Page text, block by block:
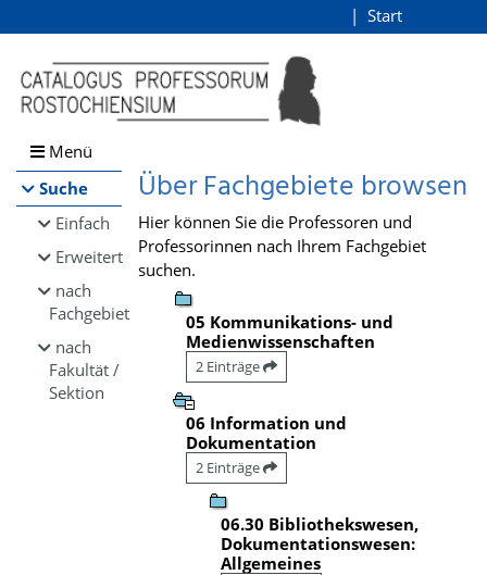
Browsen
direkt zum Inhalt
Start
Menü
Suche
Einfach
Erweitert
nach
Fachgebiet
nach
Fakultät /
Sektion
Über Fachgebiete browsen
Hier können Sie die Professoren und
Professorinnen nach Ihrem Fachgebiet
suchen.
05 Kommunikations- und
Medienwissenschaften
2 Einträge
06 Information und
Dokumentation
2 Einträge
06.30 Bibliothekswesen,
Dokumentationswesen:
Allgemeines